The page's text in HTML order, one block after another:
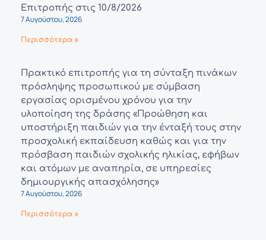
Επιτροπής στις 10/8/2026
7 Αυγούστου, 2026
Περισσότερα »
Πρακτικό επιτροπής για τη σύνταξη πινάκων
πρόσληψης προσωπικού με σύμβαση
εργασίας ορισμένου χρόνου για την
υλοποίηση της δράσης «Προώθηση και
υποστήριξη παιδιών για την ένταξή τους στην
προσχολική εκπαίδευση καθώς και για την
πρόσβαση παιδιών σχολικής ηλικίας, εφήβων
και ατόμων με αναπηρία, σε υπηρεσίες
δημιουργικής απασχόλησης»
7 Αυγούστου, 2026
Περισσότερα »